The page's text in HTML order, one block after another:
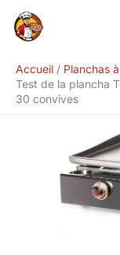
Accueil
Planchas
Test de la plancha
30 convives
Rechercher